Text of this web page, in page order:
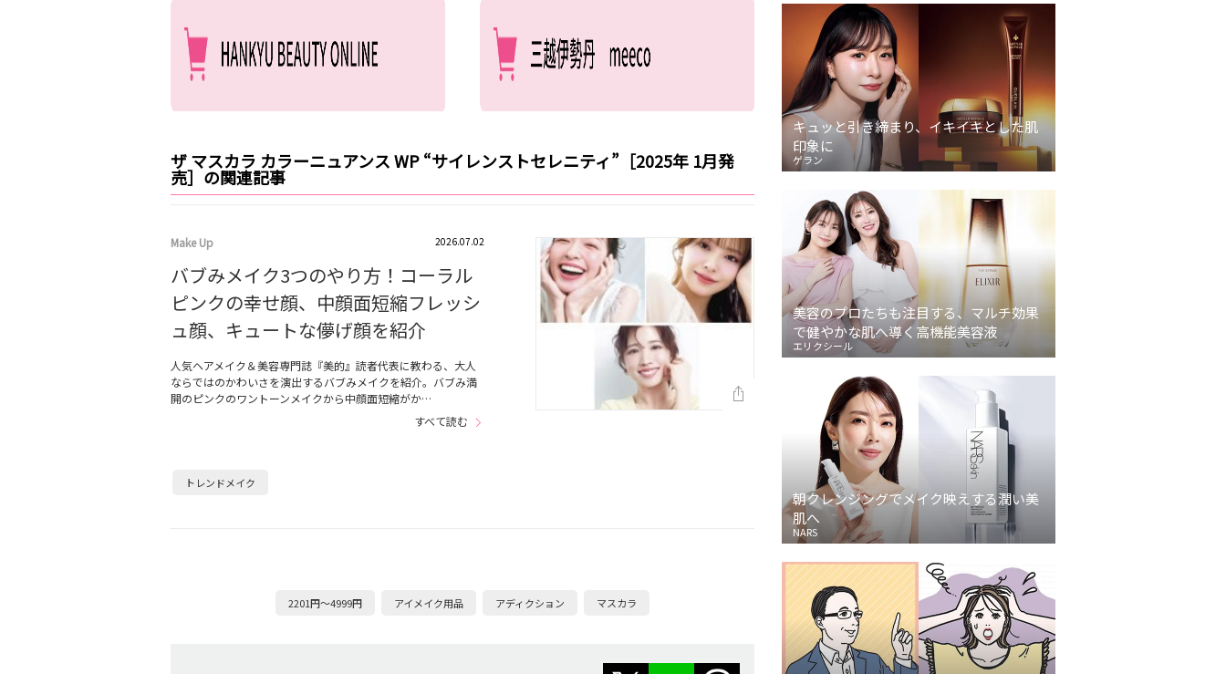
ザ マスカラ カラーニュアンス WP “サイレンストセレニティ”［2025年 1月発
売］の関連記事
Make Up 2026.07.02
バブみメイク3つのやり方！コーラル
ピンクの幸せ顔、中顔面短縮フレッシ
ュ顔、キュートな儚げ顔を紹介
人気ヘアメイク＆美容専門誌『美的』読者代表に教わる、大人
ならではのかわいさを演出するバブみメイクを紹介。バブみ満
開のピンクのワントーンメイクから中顔面短縮がか…
すべて読む
トレンドメイク
2201円～4999円 アイメイク用品 アディクション マスカラ
キュッと引き締まり、イキイキとした肌
印象に
ゲラン
美容のプロたちも注目する、マルチ効果
で健やかな肌へ導く高機能美容液
エリクシール
朝クレンジングでメイク映えする潤い美
肌へ
NARS